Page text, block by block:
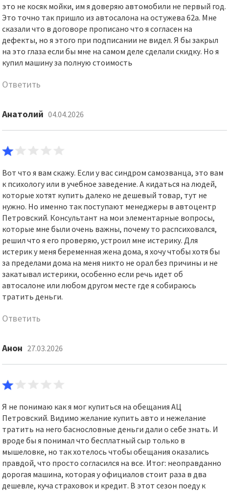
это не косяк мойки, им я доверяю автомобили не первый год.
Это точно так пришло из автосалона на остужева 62а. Мне
сказали что в договоре прописано что я согласен на
дефекты, но я этого при подписании не видел. Я бы закрыл
на это глаза если бы мне на самом деле сделали скидку. Но я
купил машину за полную стоимость
Ответить
Анатолий 04.04.2026
Вот что я вам скажу. Если у вас синдром самозванца, это вам
к психологу или в учебное заведение. А кидаться на людей,
которые хотят купить далеко не дешевый товар, тут не
нужно. Но именно так поступают менеджеры в автоцентр
Петровский. Консультант на мои элементарные вопросы,
которые мне были очень важны, почему то распсиховался,
решил что я его проверяю, устроил мне истерику. Для
истерик у меня беременная жена дома, я хочу чтобы хотя бы
за пределами дома на меня никто не орал без причины и не
закатывал истерики, особенно если речь идет об
автосалоне или любом другом месте где я собираюсь
тратить деньги.
Ответить
Анон 27.03.2026
Я не понимаю как я мог купиться на обещания АЦ
Петровский. Видимо желание купить авто и нежелание
тратить на него баснословные деньги дали о себе знать. И
вроде бы я понимал что бесплатный сыр только в
мышеловке, но так хотелось чтобы обещания оказались
правдой, что просто согласился на все. Итог: неоправданно
дорогая машина, которая у официалов стоит раза в два
дешевле, куча страховок и кредит. В этот сезон поеду к